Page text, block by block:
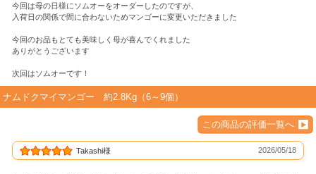
今回は母の日様にソムオーをオーダーしたのですが、
入荷日の関係で間に合わないためマンゴーに変更いただきました
今回のお品もとても美味しく母が喜んでくれました
ありがとうございます
次回はソムオーです！
ナムドクマイマンゴー 約2.8Kg（6～9個）
この商品の評価一覧へ
Takashi様 2026/05/18